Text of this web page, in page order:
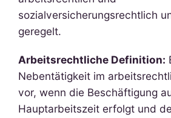
sozialversicherungsrechtlich
geregelt.
Arbeitsrechtliche Definition:
Nebentätigkeit im
vor, wenn die Beschäftigung
Hauptarbeitszeit erfolgt und